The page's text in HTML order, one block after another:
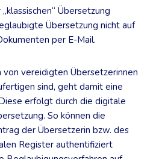
Übersetzung
Übersetzung nicht auf
per E-Mail.
von vereidigten Übersetzerinnen
sind, geht damit eine
erfolgt durch die digitale
So können die
der Übersetzerin bzw. des
Register authentifiziert